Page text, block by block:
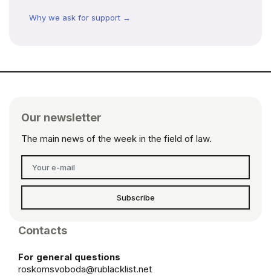
Why we ask for support →
Our newsletter
The main news of the week in the field of law.
Subscribe
Contacts
For general questions
roskomsvoboda@rublacklist.net